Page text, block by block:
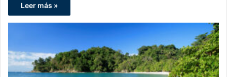
Leer más »